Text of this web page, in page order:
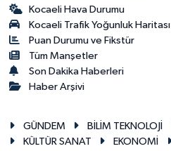
Kocaeli Hava Durumu
Kocaeli Trafik Yoğunluk Haritası
Puan Durumu ve Fikstür
Tüm Manşetler
Son Dakika Haberleri
Haber Arşivi
GÜNDEM BİLİM TEKNOLOJİ
KÜLTÜR SANAT
EKONOMİ